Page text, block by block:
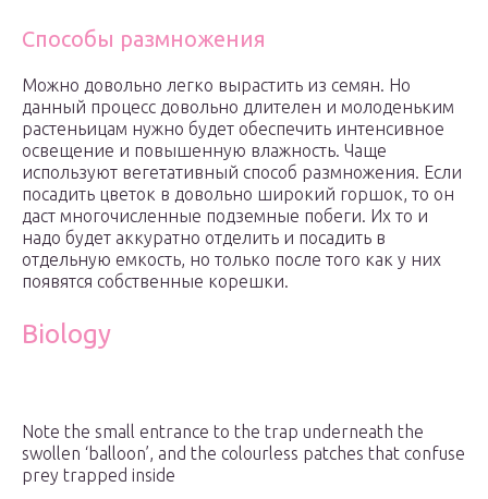
Способы размножения
Можно довольно легко вырастить из семян. Но
данный процесс довольно длителен и молоденьким
растеньицам нужно будет обеспечить интенсивное
освещение и повышенную влажность. Чаще
используют вегетативный способ размножения. Если
посадить цветок в довольно широкий горшок, то он
даст многочисленные подземные побеги. Их то и
надо будет аккуратно отделить и посадить в
отдельную емкость, но только после того как у них
появятся собственные корешки.
Biology
Note the small entrance to the trap underneath the
swollen ‘balloon’, and the colourless patches that confuse
prey trapped inside